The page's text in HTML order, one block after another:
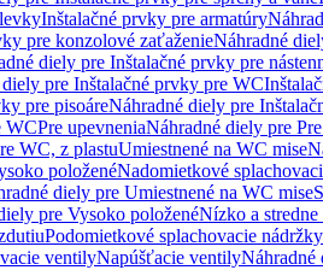
Inštalačné prvky pre armatúry
pre konzolové zaťaženieNáhradné
diely pre Inštalačné prvky pre
pre Inštalačné prvky pre WC
pre pisoáreNáhradné diely pre
WCPre upevneniaNáhradné diely pre
WC, z plastuUmiestnené na WC mise
položenéNadomietkové
diely pre Umiestnené na WC mise
pre Vysoko položenéNízko a
Podomietkové splachovacie nádržky
ventilyNapúšťacie ventilyNáhradné